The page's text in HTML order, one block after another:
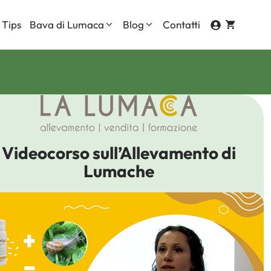
Bava di Lumaca
Corpo
Mani
Viso
Blog Contatti
Videocorso sull’Allevamento di
Lumache